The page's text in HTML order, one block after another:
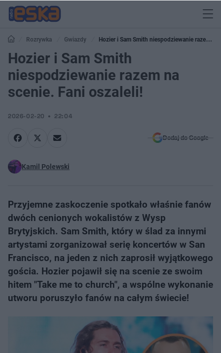
Rozrywka Gwiazdy
Hozier i Sam Smith niespodziewanie razem na
scenie. Fani oszaleli!
Hozier i Sam Smith
niespodziewanie razem na
scenie. Fani oszaleli!
2026-02-20 22:04
Dodaj do Google
Kamil Polewski
Przyjemne zaskoczenie spotkało właśnie fanów
dwóch cenionych wokalistów z Wysp
Brytyjskich. Sam Smith, który w ślad za innymi
artystami zorganizował serię koncertów w San
Francisco, na jeden z nich zaprosił wyjątkowego
gościa. Hozier pojawił się na scenie ze swoim
hitem "Take me to church", a wspólne wykonanie
utworu poruszyło fanów na całym świecie!